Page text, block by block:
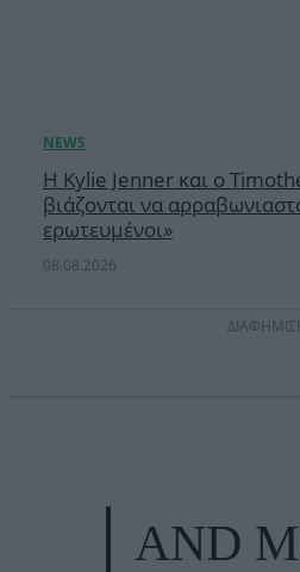
Η Kylie Jenner και ο
βιάζονται να
ερωτευμένοι»
08.08.2026
AND